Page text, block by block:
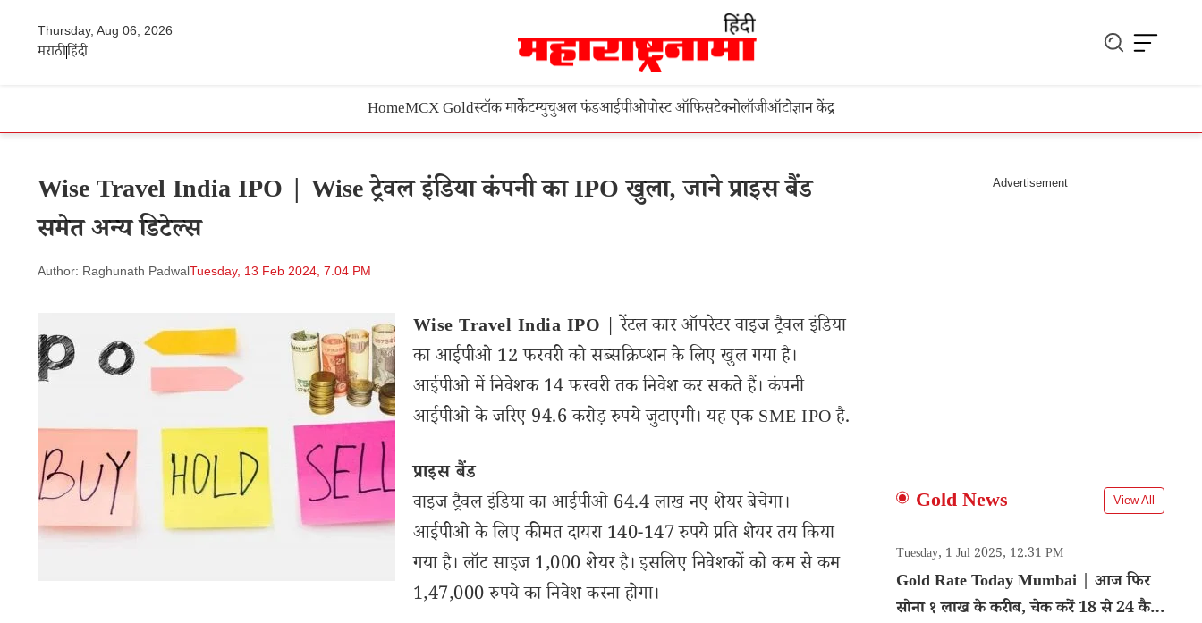
Thursday, Aug 06, 2026
मराठीहिंदी
HomeMCX Goldस्टॉक मार्केटम्युचुअल फंडआईपीओपोस्ट ऑफिसटेक्नोलॉजीऑटोज्ञान केंद्र
Wise Travel India IPO | Wise ट्रेवल इंडिया कंपनी का IPO खुला, जाने प्राइस बैंड
समेत अन्य डिटेल्स
Author: Raghunath PadwalTuesday, 13 Feb 2024, 7.04 PM
Wise Travel India IPO | रेंटल कार ऑपरेटर वाइज ट्रैवल इंडिया
का आईपीओ 12 फरवरी को सब्सक्रिप्शन के लिए खुल गया है।
आईपीओ में निवेशक 14 फरवरी तक निवेश कर सकते हैं। कंपनी
आईपीओ के जरिए 94.6 करोड़ रुपये जुटाएगी। यह एक SME IPO है.
प्राइस बैंड
वाइज ट्रैवल इंडिया का आईपीओ 64.4 लाख नए शेयर बेचेगा।
आईपीओ के लिए कीमत दायरा 140-147 रुपये प्रति शेयर तय किया
गया है। लॉट साइज 1,000 शेयर है। इसलिए निवेशकों को कम से कम
1,47,000 रुपये का निवेश करना होगा।
Gold News View All
Tuesday, 1 Jul 2025, 12.31 PM
Gold Rate Today Mumbai | आज फिर
सोना १ लाख के करीब, चेक करें 18 से 24 कैरेट